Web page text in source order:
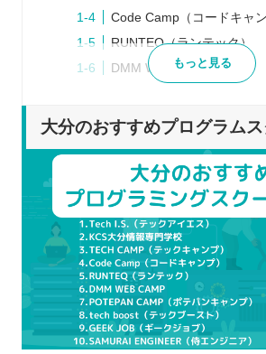
Code Camp（コードキャ
RUNTEQ（ランテック）
DMM WEB CAMP
tech boost（テックブース
SAMURAI ENGINEER（
プログラムスクールを選ぶポイン
目的に合った学習ができ
学習したい言語は学べるか
受講形式はオンラインと通
キャリアサポートは行って
自分の予算に合わせて学べ
プログラムスクールで学習するメ
もっと見る
大分のおすすめプログラム